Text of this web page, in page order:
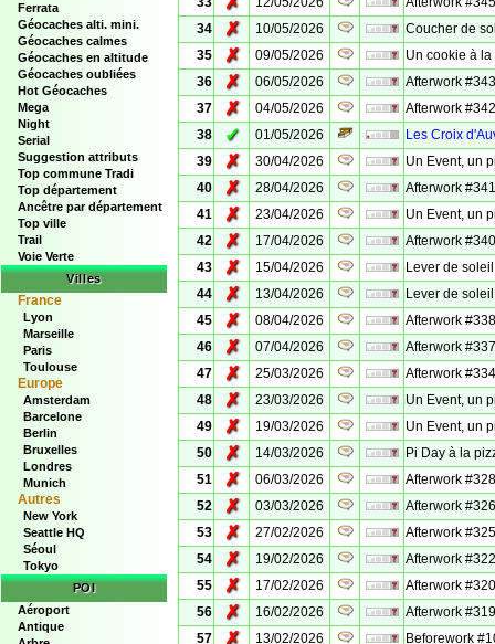
Ferrata
Géocaches alti. mini.
Géocaches calmes
Géocaches en altitude
Géocaches oubliées
Hot Géocaches
Mega
Night
Serial
Suggestion attributs
Top commune Tradi
Top département
Ancêtre par département
Top ville
Trail
Voie Verte
Villes
France
Lyon
Marseille
Paris
Toulouse
Europe
Amsterdam
Barcelone
Berlin
Bruxelles
Londres
Munich
Autres
New York
Seattle HQ
Séoul
Tokyo
POI
Aéroport
Antique
34
✗ 10/05/2026
Coucher de
35
✗ 09/05/2026
Un cookie à
36
✗ 06/05/2026
Afterwork
37
✗ 04/05/2026
Afterwork
38
✓ 01/05/2026
Les Croix
39
✗ 30/04/2026
Un Event, un
40
✗ 28/04/2026
Afterwork
41
✗ 23/04/2026
Un Event, un
42
✗ 17/04/2026
Afterwork
43
✗ 15/04/2026
Lever de
44
✗ 13/04/2026
Lever de
45
✗ 08/04/2026
Afterwork
46
✗ 07/04/2026
Afterwork
47
✗ 25/03/2026
Afterwork
48
✗ 23/03/2026
Un Event, un
49
✗ 19/03/2026
Un Event, un
50
✗ 14/03/2026
Pi Day à la
51
✗ 06/03/2026
Afterwork
52
✗ 03/03/2026
Afterwork
53
✗ 27/02/2026
Afterwork
54
✗ 19/02/2026
Afterwork
55
✗ 17/02/2026
Afterwork
56
✗ 16/02/2026
Afterwork
57
✗ 13/02/2026
Beforework